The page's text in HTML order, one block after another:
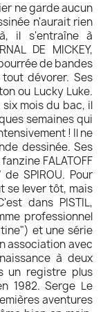
ne garde aucun
n'aurait rien
il s'entraîne à
DE MICKEY,
de bandes
dévorer. Ses
ou Lucky Luke.
mois du bac, il
semaines qui
! Il ne
dessinée. Ses
FALATOFF
SPIROU. Pour
se lever tôt, mais
dans PISTIL,
professionnel
et une série
association avec
à deux
un registre plus
1982. Serge Le
aventures